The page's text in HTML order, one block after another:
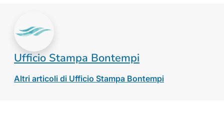
Ufficio Stampa Bontempi
Altri articoli di Ufficio Stampa Bontempi